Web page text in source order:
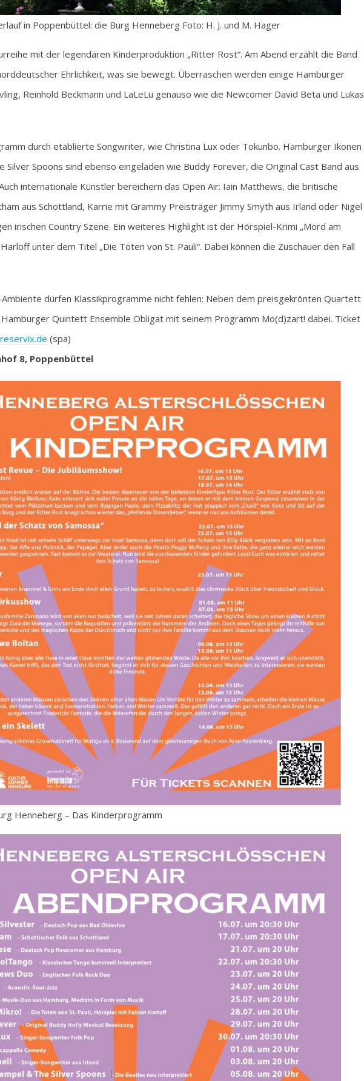
in Poppenbüttel: die Burg Henneberg Foto: H. J. und M. Hager
mit der legendären Kinderproduktion „Ritter Rost“. Am Abend erzählt die Band
Ehrlichkeit, was sie bewegt. Überraschen werden einige Hamburger
Reinhold Beckmann und LaLeLu genauso wie die Newcomer David Beta und Lukas
durch etablierte Songwriter, wie Christina Lux oder Tokunbo. Hamburger Ikonen
Silver Spoons sind ebenso eingeladen wie Buddy Forever, die Original Cast Band aus
internationale Künstler bereichern das Open Air: Iain Matthews, die britische
aus Schottland, Karrie mit Grammy Preisträger Jimmy Smyth aus Irland oder Nigel
irischen Country Szene. Ein weiteres Highlight ist der Hörspiel-Krimi „Mord am
unter dem Titel „Die Toten von St. Pauli“. Dabei können die Zuschauer den Fall
dürfen Klassikprogramme nicht fehlen: Neben dem preisgekrönten Quartett
Quintett Ensemble Obligat mit seinem Programm Mo(d)zart! dabei. Ticket
(spa)
8, Poppenbüttel
Henneberg – Das Kinderprogramm